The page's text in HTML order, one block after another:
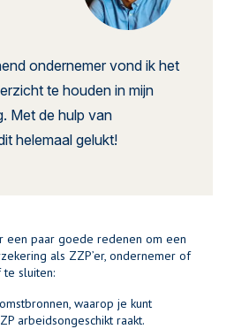
ondernemer vond ik het
te houden in mijn
Met de hulp van
helemaal gelukt!
een paar goede redenen om een
als ZZP’er, ondernemer of
sluiten:
waarop je kunt
arbeidsongeschikt raakt.